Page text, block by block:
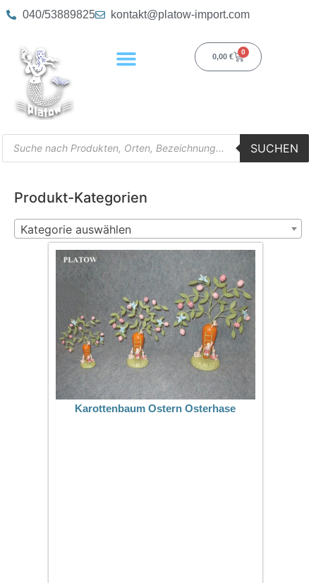
040/53889825 kontakt@platow-import.com
0,00 €
0
SUCHEN
Produkt-Kategorien
Kategorie auswählen
Karottenbaum Ostern Osterhase